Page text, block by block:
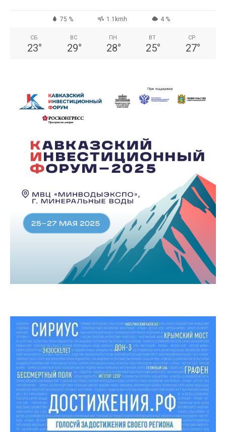
75 % 1.1kmh 4 %
СБ
23°
ВС
29°
ПН
28°
ВТ
25°
СР
27°